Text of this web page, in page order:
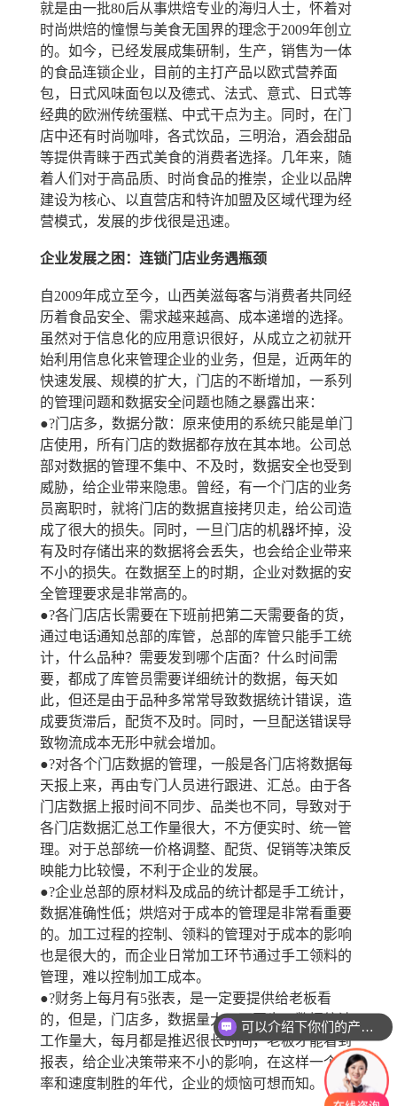
就是由一批80后从事烘焙专业的海归人士，怀着对
时尚烘焙的憧憬与美食无国界的理念于2009年创立
的。如今，已经发展成集研制，生产，销售为一体
的食品连锁企业，目前的主打产品以欧式营养面
包，日式风味面包以及德式、法式、意式、日式等
经典的欧洲传统蛋糕、中式干点为主。同时，在门
店中还有时尚咖啡，各式饮品，三明治，酒会甜品
等提供青睐于西式美食的消费者选择。几年来，随
着人们对于高品质、时尚食品的推崇，企业以品牌
建设为核心、以直营店和特许加盟及区域代理为经
营模式，发展的步伐很是迅速。
企业发展之困：连锁门店业务遇瓶颈
自2009年成立至今，山西美滋每客与消费者共同经
历着食品安全、需求越来越高、成本递增的选择。
虽然对于信息化的应用意识很好，从成立之初就开
始利用信息化来管理企业的业务，但是，近两年的
快速发展、规模的扩大，门店的不断增加，一系列
的管理问题和数据安全问题也随之暴露出来：
●?门店多，数据分散：原来使用的系统只能是单门
店使用，所有门店的数据都存放在其本地。公司总
部对数据的管理不集中、不及时，数据安全也受到
威胁，给企业带来隐患。曾经，有一个门店的业务
员离职时，就将门店的数据直接拷贝走，给公司造
成了很大的损失。同时，一旦门店的机器坏掉，没
有及时存储出来的数据将会丢失，也会给企业带来
不小的损失。在数据至上的时期，企业对数据的安
全管理要求是非常高的。
●?各门店店长需要在下班前把第二天需要备的货，
通过电话通知总部的库管，总部的库管只能手工统
计，什么品种？需要发到哪个店面？什么时间需
要，都成了库管员需要详细统计的数据，每天如
此，但还是由于品种多常常导致数据统计错误，造
成要货滞后，配货不及时。同时，一旦配送错误导
致物流成本无形中就会增加。
●?对各个门店数据的管理，一般是各门店将数据每
天报上来，再由专门人员进行跟进、汇总。由于各
门店数据上报时间不同步、品类也不同，导致对于
各门店数据汇总工作量很大，不方便实时、统一管
理。对于总部统一价格调整、配货、促销等决策反
映能力比较慢，不利于企业的发展。
●?企业总部的原材料及成品的统计都是手工统计，
数据准确性低；烘焙对于成本的管理是非常看重要
的。加工过程的控制、领料的管理对于成本的影响
也是很大的，而企业日常加工环节通过手工领料的
管理，难以控制加工成本。
●?财务上每月有5张表，是一定要提供给老板看
的，但是，门店多，数据量大、不同步，数据统计
工作量大，每月都是推迟很长时间，老板才能看到
报表，给企业决策带来不小的影响，在这样一个效
率和速度制胜的年代，企业的烦恼可想而知。
可以介绍下你们的产品么？